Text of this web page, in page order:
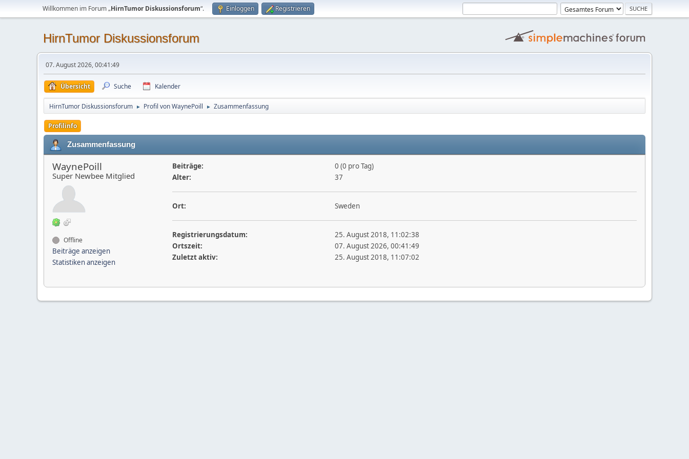
Willkommen im Forum „HirnTumor Diskussionsforum“. Einloggen Registrieren
HirnTumor Diskussionsforum
07. August 2026, 00:41:49
Übersicht Suche Kalender
HirnTumor Diskussionsforum ► Profil von WaynePoill ► Zusammenfassung
Profilinfo
Zusammenfassung
WaynePoill
Super Newbee Mitglied
Offline
Beiträge anzeigen
Statistiken anzeigen
Beiträge:
0 (0 pro Tag)
Alter:
37
Ort: Sweden
Registrierungsdatum:
25. August 2018, 11:02:38
Ortszeit:
07. August 2026, 00:41:49
Zuletzt aktiv:
25. August 2018, 11:07:02